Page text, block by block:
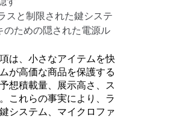
スと制限された鍵システ
のための隠された電源ル
は、小さなアイテムを快
が高価な商品を保護する
想積載量、展示高さ、ス
これらの事実により、ラ
システム、マイクロファ